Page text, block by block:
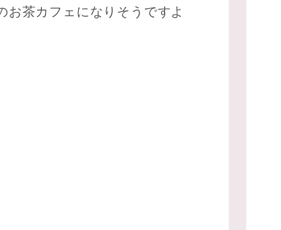
茶カフェになりそうですよ